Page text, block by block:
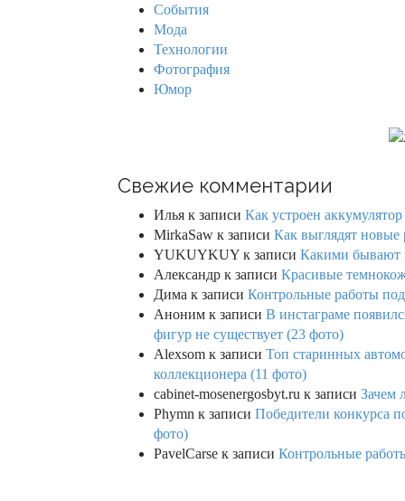
События
Мода
Технологии
Фотография
Юмор
Свежие комментарии
Илья к записи Как устроен
MirkaSaw к записи Как выглядят новые
YUKUYKUY к записи Какими бывают
Александр к записи Красивые
Дима к записи Контрольные работы
Аноним к записи В инстаграме
фигур не существует (23 фото)
Alexsom к записи Топ старинных
коллекционера (11 фото)
cabinet-mosenergosbyt.ru к записи Зачем
Phymn к записи Победители конкурса
фото)
PavelCarse к записи Контрольные